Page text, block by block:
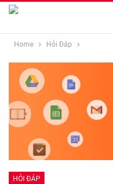
Home Hỏi Đáp
HỎI ĐÁP